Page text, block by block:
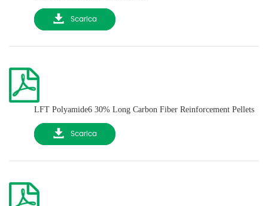
Scarica
LFT Polyamide6 30% Long Carbon Fiber Reinforcement Pellets
Scarica